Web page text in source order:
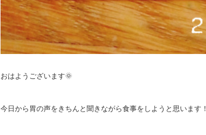
おはようございます🌞
今日から胃の声をきちんと聞きながら食事をしようと思います！